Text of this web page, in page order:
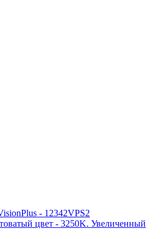
- 12342VPS2
цвет - 3250K. Увеличенный